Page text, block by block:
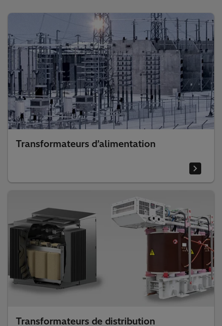
Transformateurs d’alimentation
Transformateurs de distribution